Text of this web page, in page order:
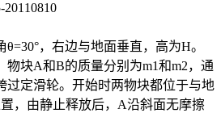
，右边与地面垂直，高为H。
物块A和B的质量分别为m1和m2，通
过定滑轮。开始时两物块都位于与地
，由静止释放后，A沿斜面无摩擦